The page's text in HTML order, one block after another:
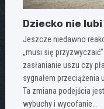
Dziecko nie
Jeszcze niedawno
„musi się
zasłanianie uszu czy
sygnałem przeciążenia
Ta zmiana podejścia
wybuchy i wycofanie…